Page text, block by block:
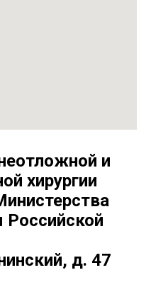
и
хирургии
Российской
д. 47